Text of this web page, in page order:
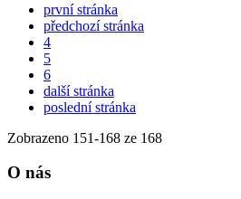
první stránka
předchozí stránka
4
5
6
další stránka
poslední stránka
Zobrazeno 151-168 ze 168
O nás